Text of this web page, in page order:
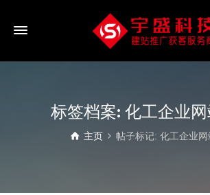
标签档案: 化工企业
主页 帖子标记: 化工企业